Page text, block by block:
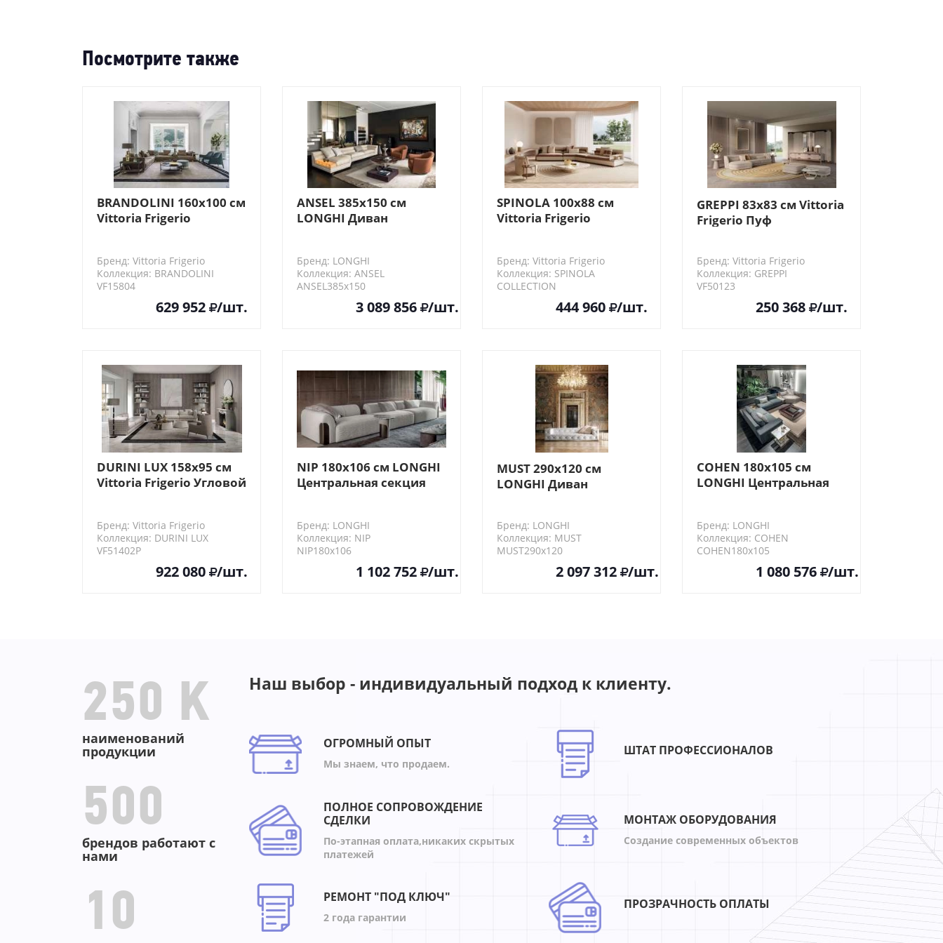
Посмотрите также
BRANDOLINI 160х100 см
Vittoria Frigerio
Бренд: Vittoria Frigerio
Коллекция: BRANDOLINI
VF15804
629 952 /шт.
ANSEL 385х150 см
LONGHI Диван
Бренд: LONGHI
Коллекция: ANSEL
ANSEL385х150
3 089 856 /шт.
SPINOLA 100х88 см
Vittoria Frigerio
подушкой
Бренд: Vittoria Frigerio
Коллекция: SPINOLA
COLLECTION
444 960 /шт.
GREPPI 83х83 см Vittoria
Frigerio Пуф
Бренд: Vittoria Frigerio
Коллекция: GREPPI
VF50123
250 368 /шт.
DURINI LUX 158х95 см
Vittoria Frigerio Угловой
Бренд: Vittoria Frigerio
Коллекция: DURINI LUX
VF51402P
922 080 /шт.
NIP 180х106 см LONGHI
Центральная секция
Бренд: LONGHI
Коллекция: NIP
NIP180х106
1 102 752 /шт.
MUST 290х120 см
LONGHI Диван
Бренд: LONGHI
Коллекция: MUST
MUST290х120
2 097 312 /шт.
COHEN 180х105 см
LONGHI Центральная
Бренд: LONGHI
Коллекция: COHEN
COHEN180х105
1 080 576 /шт.
250 K
наименований
продукции
500
брендов работают с
нами
10
Наш выбор - индивидуальный подход к клиенту.
ОГРОМНЫЙ ОПЫТ
Мы знаем, что продаем.
ШТАТ ПРОФЕССИОНАЛОВ
ПОЛНОЕ СОПРОВОЖДЕНИЕ
СДЕЛКИ
По-этапная оплата,никаких скрытых
платежей
МОНТАЖ ОБОРУДОВАНИЯ
Создание современных объектов
РЕМОНТ "ПОД КЛЮЧ"
2 года гарантии
ПРОЗРАЧНОСТЬ ОПЛАТЫ